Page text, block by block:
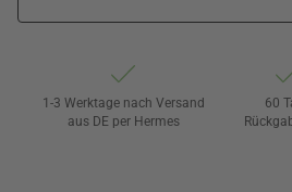
1-3 Werktage nach Versand
aus DE per Hermes
60